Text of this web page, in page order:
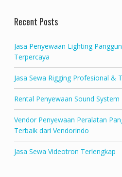
Recent Posts
Jasa Penyewaan Lighting
Terpercaya
Jasa Sewa Rigging Profesional &
Rental Penyewaan Sound
Vendor Penyewaan Peralatan
Terbaik dari Vendorindo
Jasa Sewa Videotron Terlengkap